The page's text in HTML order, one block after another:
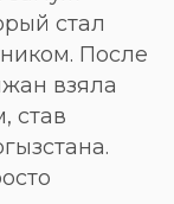
стал
После
взяла
став